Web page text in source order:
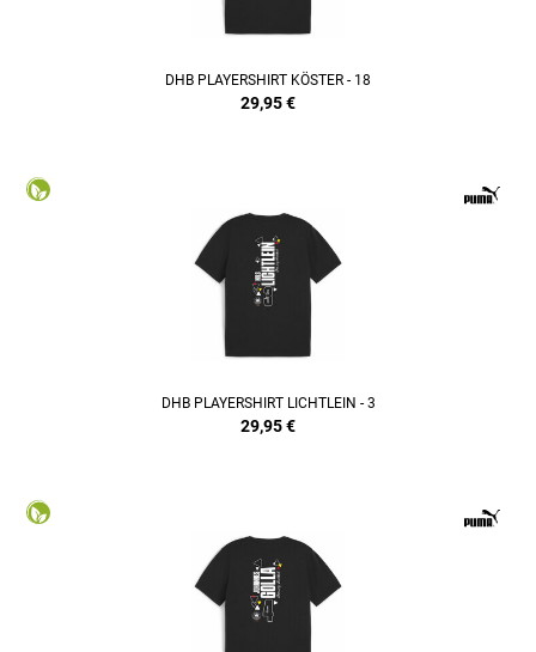
DHB PLAYERSHIRT KÖSTER - 18
29,95€
DHB PLAYERSHIRT LICHTLEIN - 3
29,95€